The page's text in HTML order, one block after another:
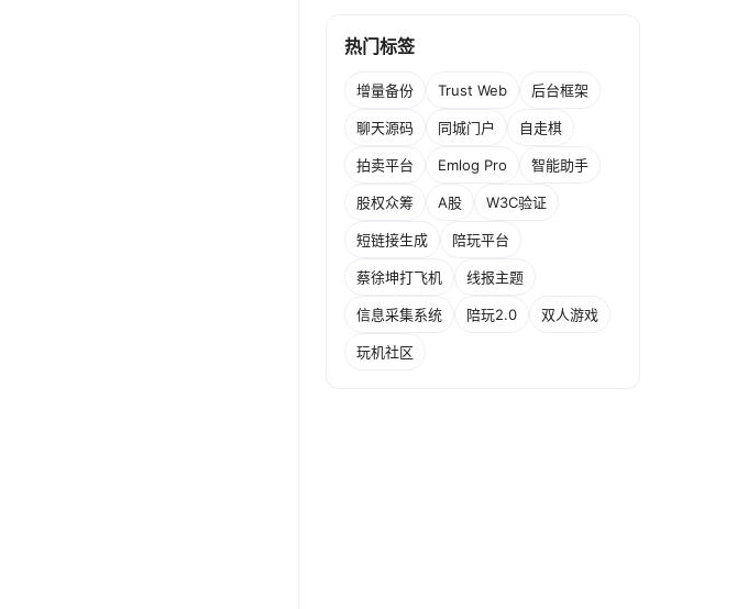
热门标签
增量备份 Trust Web 后台框架
聊天源码 同城门户 自走棋
拍卖平台 Emlog Pro 智能助手
股权众筹 A股 W3C验证
短链接生成 陪玩平台
蔡徐坤打飞机 线报主题
信息采集系统 陪玩2.0 双人游戏
玩机社区